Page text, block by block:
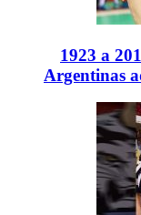
1923 a
Argentinas